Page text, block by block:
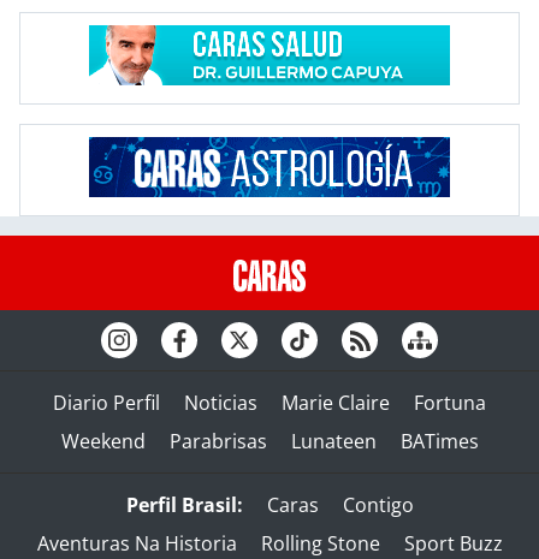
Diario Perfil Noticias Marie Claire
Fortuna
Weekend
Parabrisas Lunateen BATimes
Perfil Brasil: Caras
Contigo
Aventuras Na Historia
Rolling Stone
Sport Buzz